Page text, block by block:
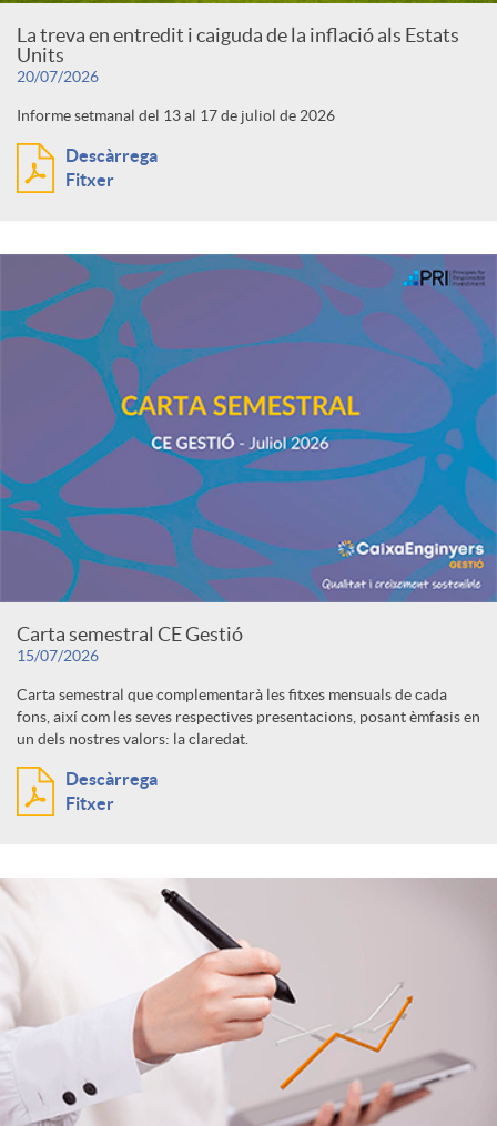
La treva en entredit i caiguda de la inflació als Estats
Units
20/07/2026
Informe setmanal del 13 al 17 de juliol de 2026
Descàrrega
Fitxer
Carta semestral CE Gestió
15/07/2026
Carta semestral que complementarà les fitxes mensuals de cada
fons, així com les seves respectives presentacions, posant èmfasis en
un dels nostres valors: la claredat.
Descàrrega
Fitxer